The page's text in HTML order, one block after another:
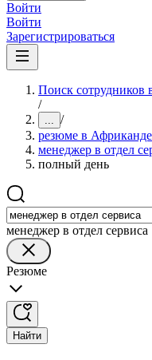
Войти
Войти
Зарегистрироваться
Поиск сотрудников
/
... /
резюме в Африканде
менеджер в отдел
полный день
менеджер в отдел сервиса
Резюме
Найти